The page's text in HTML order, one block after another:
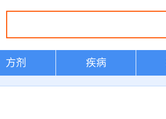
方剂 疾病